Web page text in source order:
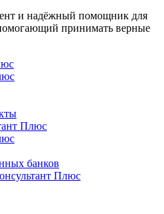
и надёжный помощник для
принимать верные
Плюс
банков
Плюс